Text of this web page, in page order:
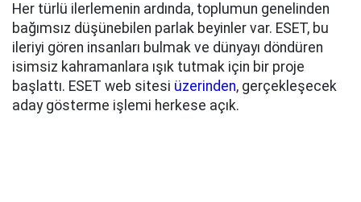
Her türlü ilerlemenin ardında, toplumun genelinden
bağımsız düşünebilen parlak beyinler var. ESET, bu
ileriyi gören insanları bulmak ve dünyayı döndüren
isimsiz kahramanlara ışık tutmak için bir proje
başlattı. ESET web sitesi üzerinden, gerçekleşecek
aday gösterme işlemi herkese açık.